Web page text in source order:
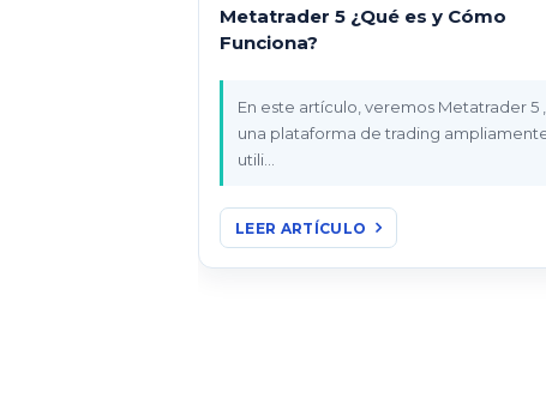
Metatrader 5 ¿Qué es y Cómo
Funciona?
En este artículo, veremos Metatrader 5 ,
una plataforma de trading ampliamente
utili…
LEER ARTÍCULO